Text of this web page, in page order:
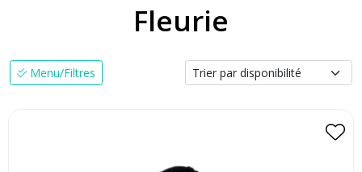
Fleurie
Menu/Filtres